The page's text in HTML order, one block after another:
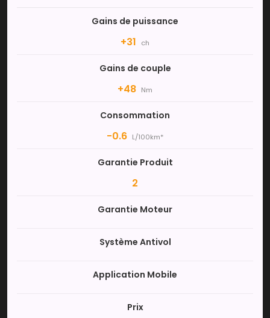
Gains de puissance
+31 ch
Gains de couple
+48 Nm
Consommation
-0.6 L/100km*
Garantie Produit
2
Garantie Moteur
Système Antivol
Application Mobile
Prix